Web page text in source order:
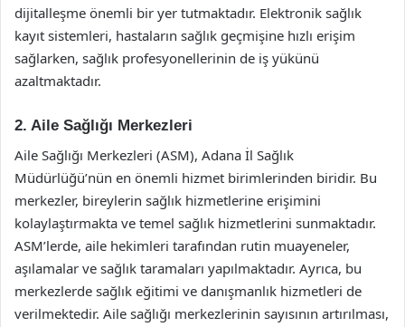
dijitalleşme önemli bir yer tutmaktadır. Elektronik sağlık
kayıt sistemleri, hastaların sağlık geçmişine hızlı erişim
sağlarken, sağlık profesyonellerinin de iş yükünü
azaltmaktadır.
2. Aile Sağlığı Merkezleri
Aile Sağlığı Merkezleri (ASM), Adana İl Sağlık
Müdürlüğü’nün en önemli hizmet birimlerinden biridir. Bu
merkezler, bireylerin sağlık hizmetlerine erişimini
kolaylaştırmakta ve temel sağlık hizmetlerini sunmaktadır.
ASM’lerde, aile hekimleri tarafından rutin muayeneler,
aşılamalar ve sağlık taramaları yapılmaktadır. Ayrıca, bu
merkezlerde sağlık eğitimi ve danışmanlık hizmetleri de
verilmektedir. Aile sağlığı merkezlerinin sayısının artırılması,